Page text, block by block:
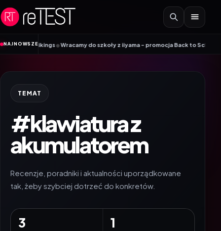
Przejdź do treści
NAJNOWSZE
•Wracamy do szkoły z iiyama – promocja Back to School na wybrane
TEMAT
#klawiatura z
akumulatorem
Recenzje, poradniki i aktualności uporządkowane
tak, żeby szybciej dotrzeć do konkretów.
3 1